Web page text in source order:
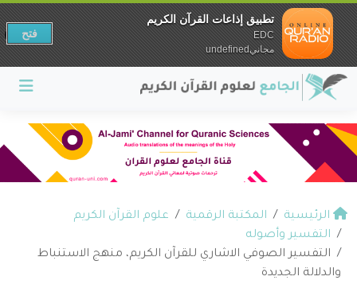
الرئيسية المكتبة الرقمية
علوم القرآن الكريم
التفسير وأصوله
التفسير الصوفي الاشاري للقرآن الكريم، منهج الاستنباط
والدلالة الجديدة
تطبيق إذاعات القرآن الكريم
EDC
مجانيundefined
فتح